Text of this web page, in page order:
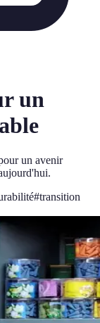
un
un avenir
#transition